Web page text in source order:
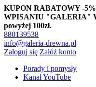
KUPON RABATOWY -
WPISANIU "GALERIA"
powyżej 100zł.
880139538
info@galeria-drewna.pl
Zaloguj się Załóż konto
Porady i pomysły
Kanał YouTube